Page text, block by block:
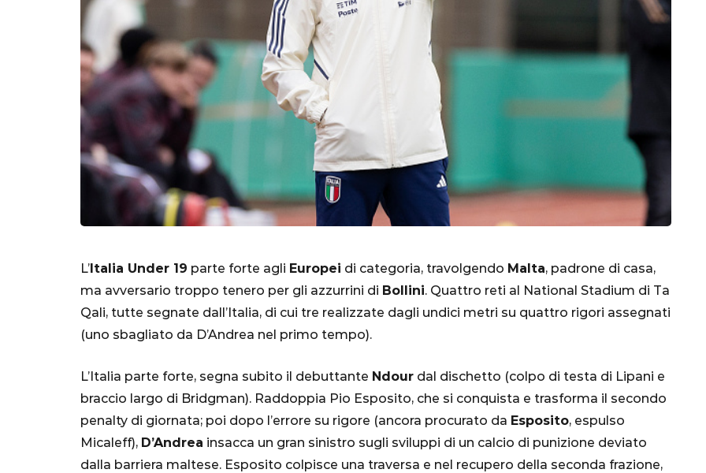
L’Italia Under 19 parte forte agli Europei di categoria, travolgendo Malta, padrone di casa,
ma avversario troppo tenero per gli azzurrini di Bollini. Quattro reti al National Stadium di Ta
Qali, tutte segnate dall’Italia, di cui tre realizzate dagli undici metri su quattro rigori assegnati
(uno sbagliato da D’Andrea nel primo tempo).
L’Italia parte forte, segna subito il debuttante Ndour dal dischetto (colpo di testa di Lipani e
braccio largo di Bridgman). Raddoppia Pio Esposito, che si conquista e trasforma il secondo
penalty di giornata; poi dopo l’errore su rigore (ancora procurato da Esposito, espulso
Micaleff), D’Andrea insacca un gran sinistro sugli sviluppi di un calcio di punizione deviato
dalla barriera maltese. Esposito colpisce una traversa e nel recupero della seconda frazione,
SERIE A CALCIO MONDIALE QATAR